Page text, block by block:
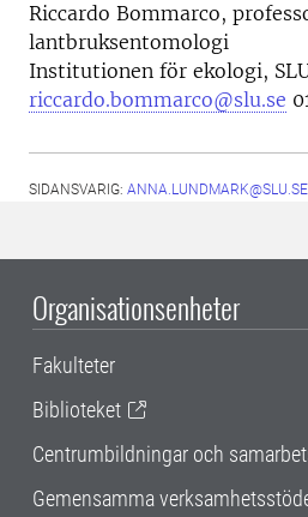
Riccardo Bommarco,
lantbruksentomologi
Institutionen för ekologi,
riccardo.bommarco@slu.se
SIDANSVARIG: ANNA.LUNDMARK@SLU.SE
Organisationsenheter
Fakulteter
Biblioteket
Centrumbildningar och
Gemensamma